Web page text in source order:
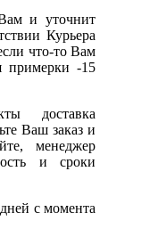
и уточнит
Курьера
что-то Вам
примерки -15
доставка
Ваш заказ и
менеджер
и сроки
с момента